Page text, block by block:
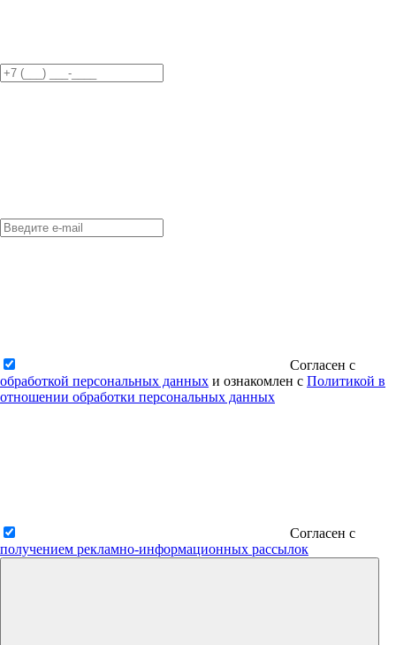
Согласен с
обработкой персональных данных и ознакомлен с Политикой в
отношении обработки персональных данных
Согласен с
получением рекламно-информационных рассылок